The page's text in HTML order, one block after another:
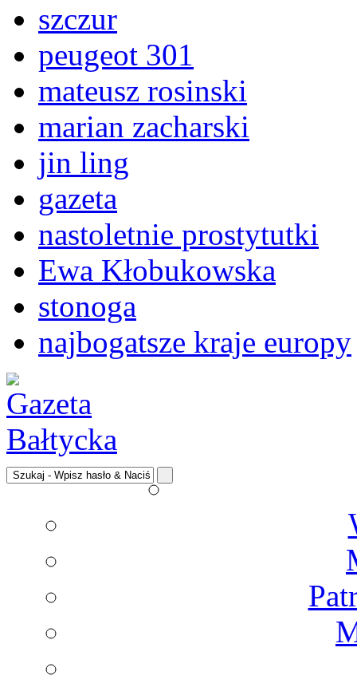
szczur
peugeot 301
mateusz rosinski
marian zacharski
jin ling
gazeta
nastoletnie prostytutki
Ewa Kłobukowska
stonoga
najbogatsze kraje europy